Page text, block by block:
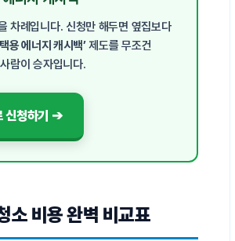
차례입니다. 신청만 해두면 옆집보다
용 에너지 캐시백’제도를 무조건
람이 승자입니다.
신청하기 ➔
비용 완벽 비교표